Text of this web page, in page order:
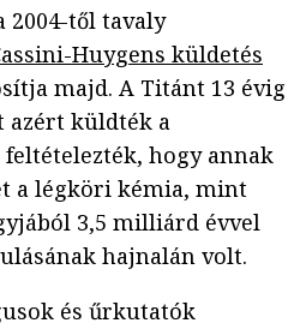
2004-től tavaly
Huygens küldetés
majd. A Titánt 13 évig
azért küldték a
hogy annak
a légköri kémia, mint
3,5 milliárd évvel
hajnalán volt.
és űrkutatók